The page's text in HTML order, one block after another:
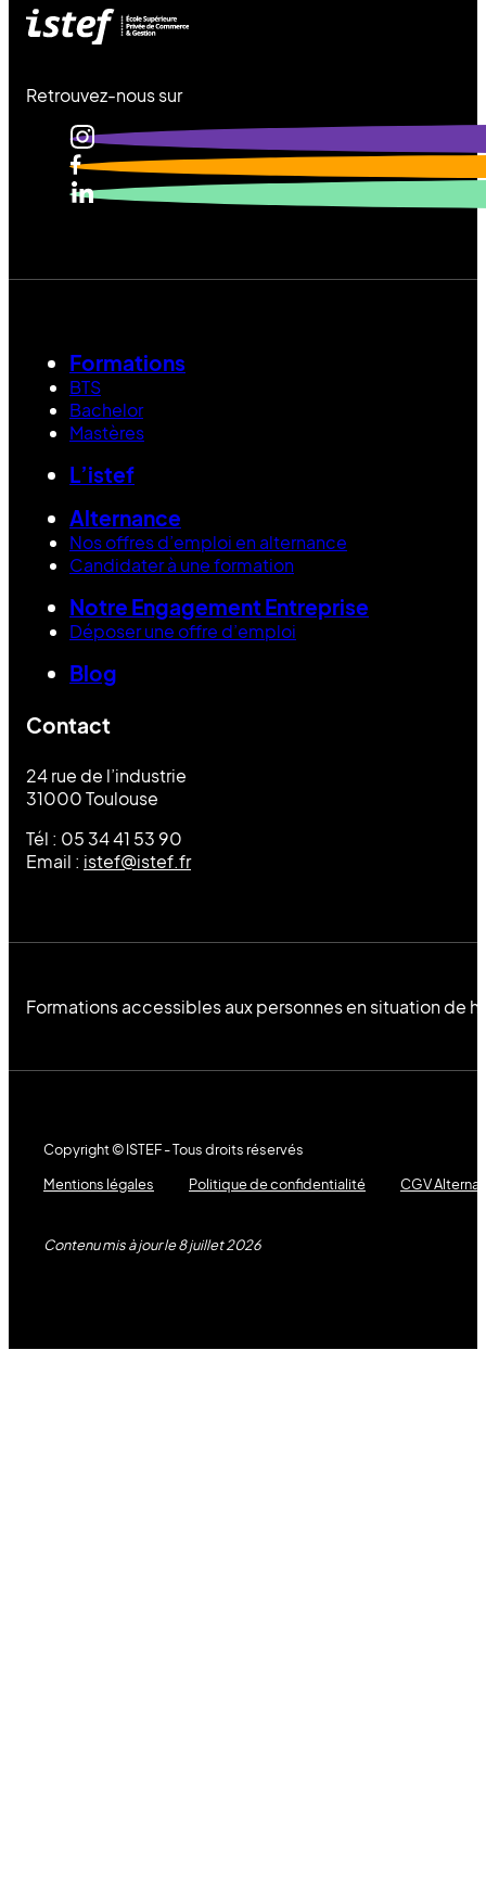
Retrouvez-nous sur
Formations
BTS
Bachelor
Mastères
L’istef
Alternance
Nos offres d’emploi en alternance
Candidater à une formation
Notre Engagement Entreprise
Déposer une offre d’emploi
Blog
Contact
24 rue de l’industrie
31000 Toulouse
Tél : 05 34 41 53 90
Email : istef@istef.fr
Formations accessibles aux personnes en situation de
Copyright © ISTEF - Tous droits réservés
Mentions légales
Politique de confidentialité CGV
Contenu mis à jour le 8 juillet 2026